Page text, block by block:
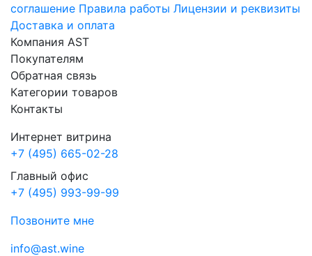
соглашение Правила работы Лицензии и реквизиты
Доставка и оплата
Компания AST
Покупателям
Обратная связь
Категории товаров
Контакты
Интернет витрина
+7 (495) 665-02-28
Главный офис
+7 (495) 993-99-99
Позвоните мне
info@ast.wine